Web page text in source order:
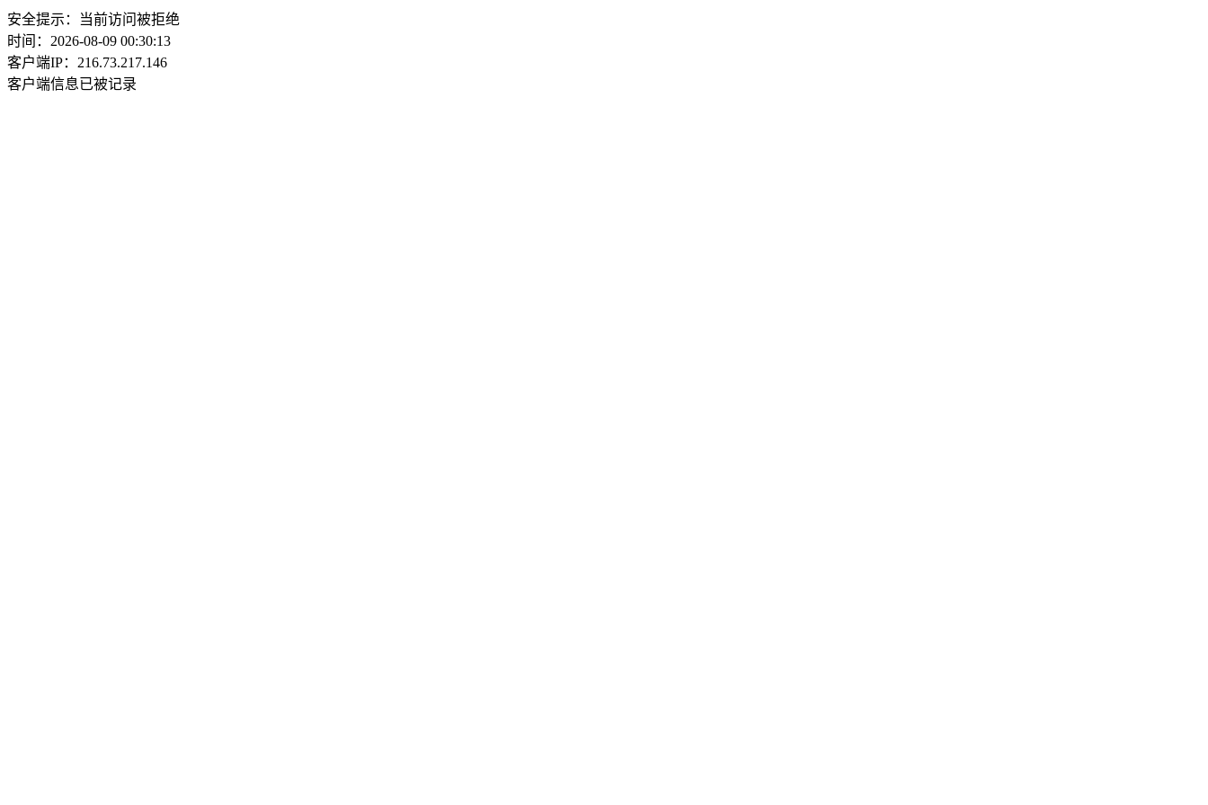
安全提示：当前访问被拒绝
时间：2026-08-09 00:30:13
客户端IP：216.73.217.146
客户端信息已被记录